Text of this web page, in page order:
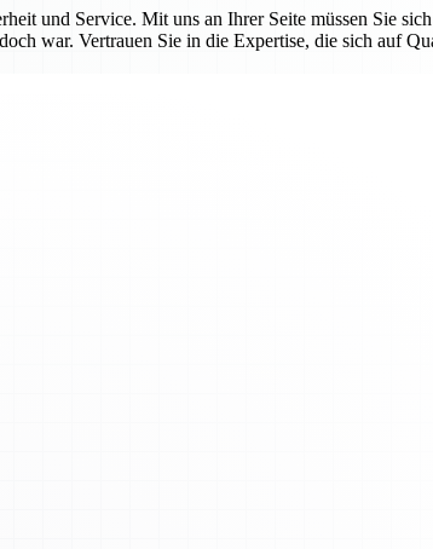
und Service. Mit uns an Ihrer Seite müssen Sie
war. Vertrauen Sie in die Expertise, die sich auf